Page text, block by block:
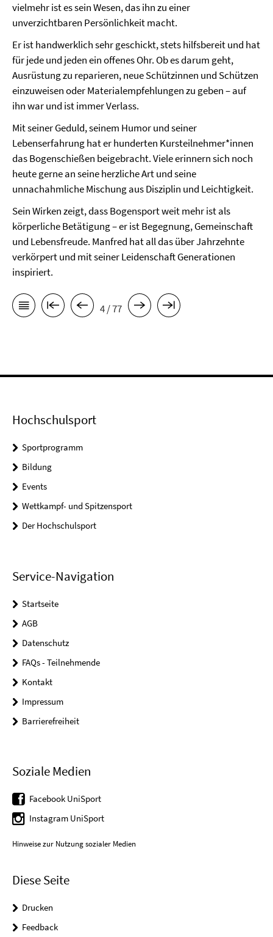
vielmehr ist es sein Wesen, das ihn zu einer
unverzichtbaren Persönlichkeit macht.
Er ist handwerklich sehr geschickt, stets hilfsbereit und hat
für jede und jeden ein offenes Ohr. Ob es darum geht,
Ausrüstung zu reparieren, neue Schützinnen und Schützen
einzuweisen oder Materialempfehlungen zu geben – auf
ihn war und ist immer Verlass.
Mit seiner Geduld, seinem Humor und seiner
Lebenserfahrung hat er hunderten Kursteilnehmer*innen
das Bogenschießen beigebracht. Viele erinnern sich noch
heute gerne an seine herzliche Art und seine
unnachahmliche Mischung aus Disziplin und Leichtigkeit.
Sein Wirken zeigt, dass Bogensport weit mehr ist als
körperliche Betätigung – er ist Begegnung, Gemeinschaft
und Lebensfreude. Manfred hat all das über Jahrzehnte
verkörpert und mit seiner Leidenschaft Generationen
inspiriert.
4 / 77
Hochschulsport
Sportprogramm
Bildung
Events
Wettkampf- und Spitzensport
Der Hochschulsport
Service-Navigation
Startseite
AGB
Datenschutz
FAQs - Teilnehmende
Kontakt
Impressum
Barrierefreiheit
Soziale Medien
Facebook UniSport
Instagram UniSport
Hinweise zur Nutzung sozialer Medien
Diese Seite
Drucken
Feedback